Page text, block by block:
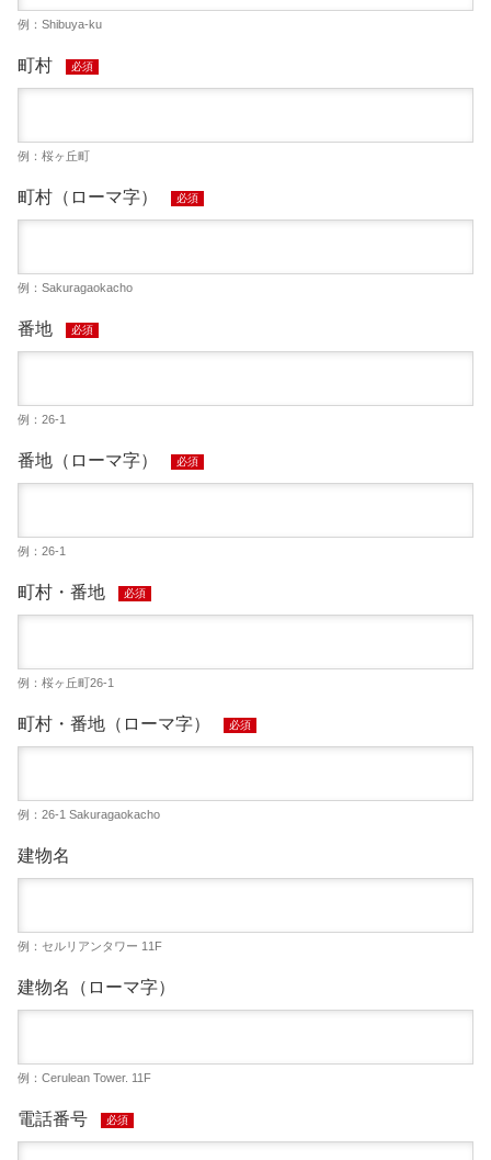
例：Shibuya-ku
町村 必須
例：桜ヶ丘町
町村（ローマ字） 必須
例：Sakuragaokacho
番地 必須
例：26-1
番地（ローマ字） 必須
例：26-1
町村・番地 必須
例：桜ヶ丘町26-1
町村・番地（ローマ字） 必須
例：26-1 Sakuragaokacho
建物名
例：セルリアンタワー 11F
建物名（ローマ字）
例：Cerulean Tower. 11F
電話番号 必須